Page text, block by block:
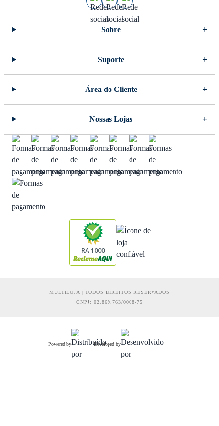
Sobre
Suporte
Área do Cliente
Nossas Lojas
RA 1000
MULTILOJA | TODOS DIREITOS RESERVADOS
CNPJ: 02.869.763/0008-75
Powered by Developed by